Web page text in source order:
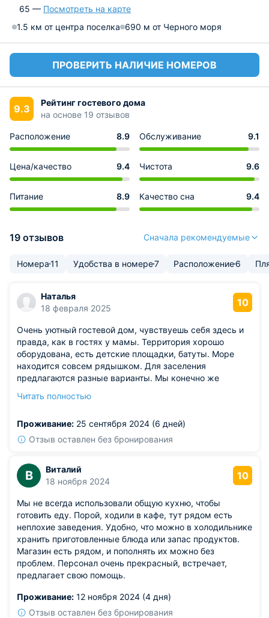
65 — Посмотреть на карте
1.5 км от центра поселка 690 м от Черного моря
ПРОВЕРИТЬ НАЛИЧИЕ НОМЕРОВ
9.3
Рейтинг гостевого дома
на основе 19 отзывов
Расположение 8.9 Обслуживание 9.1
Цена/качество 9.4 Чистота 9.6
Питание 8.9 Качество сна 9.4
19 отзывов Сначала рекомендуемые
Номера11 Удобства в номере7 Расположение6
Наталья
18 февраля 2025
10
Очень уютный гостевой дом, чувствуешь себя здесь и
правда, как в гостях у мамы. Территория хорошо
оборудована, есть детские площадки, батуты. Море
находится совсем рядышком. Для заселения
предлагаются разные варианты. Мы конечно же
Очень удобно, практично и достойно. В номер и в
оборудован всем необходимым. Рекомендую!
Читать полностью
Проживание: 25 сентября 2024 (6 дней)
Отзыв оставлен без бронирования
В
Виталий
18 ноября 2024
10
Мы не всегда использовали общую кухню, чтобы
готовить еду. Порой, ходили в кафе, тут рядом есть
неплохие заведения. Удобно, что можно в холодильнике
хранить приготовленные блюда или запас продуктов.
Магазин есть рядом, и пополнять их можно без
проблем. Персонал очень прекрасный, встречает,
предлагает свою помощь.
Проживание: 12 ноября 2024 (4 дня)
Отзыв оставлен без бронирования